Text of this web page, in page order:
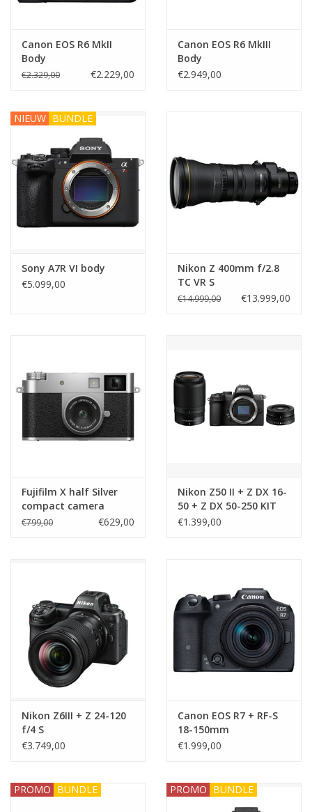
Canon EOS R6 MkII
Body
€2.329,00 €2.229,00
Canon EOS R6 MkIII
Body
€2.949,00
NIEUW BUNDLE
Sony A7R VI body
€5.099,00
Nikon Z 400mm f/2.8
TC VR S
€14.999,00 €13.999,00
Fujifilm X half Silver
compact camera
€799,00 €629,00
Nikon Z50 II + Z DX 16-
50 + Z DX 50-250 KIT
€1.399,00
Nikon Z6III + Z 24-120
f/4 S
€3.749,00
Canon EOS R7 + RF-S
18-150mm
€1.999,00
PROMO BUNDLE PROMO BUNDLE